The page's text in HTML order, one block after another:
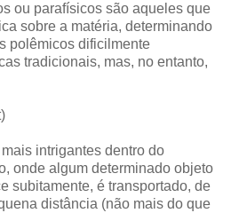
ou parafísicos são aqueles que
sobre a matéria, determinando
polêmicos dificilmente
tradicionais, mas, no entanto,
intrigantes dentro do
onde algum determinado objeto
subitamente, é transportado, de
distância (não mais do que